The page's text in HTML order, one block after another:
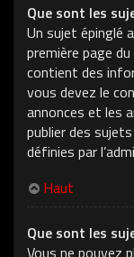
Que sont les
Un sujet épinglé
première page
contient des
vous devez le
annonces et les
publier des
définies par
Haut
Que sont les
Vous ne pouvez